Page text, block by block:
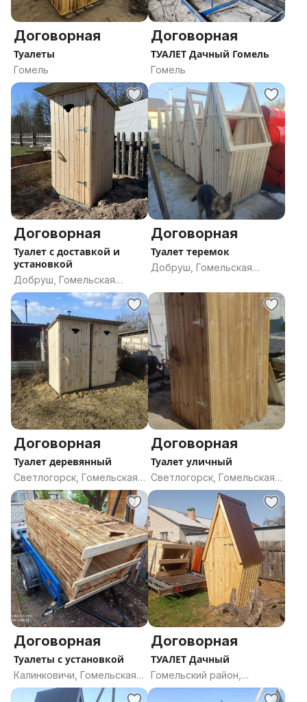
Договорная
Туалеты
Гомель
Договорная
ТУАЛЕТ Дачный Гомель
Гомель
Договорная
Туалет с доставкой и
установкой
Добруш, Гомельская
область
Договорная
Туалет теремок
Добруш, Гомельская
Договорная
Туалет деревянный
Светлогорск, Гомельская
область
Договорная
Туалет уличный
Светлогорск, Гомельская
область
Договорная
Туалеты с установкой
Калинковичи, Гомельская
область
Договорная
ТУАЛЕТ Дачный
Гомельский район,
Гомельская область